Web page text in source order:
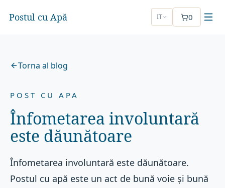
Postul cu Apă IT 0
Torna al blog
POST CU APA
Înfometarea involuntară
este dăunătoare
Înfometarea involuntară este dăunătoare.
Postul cu apă este un act de bună voie și bună